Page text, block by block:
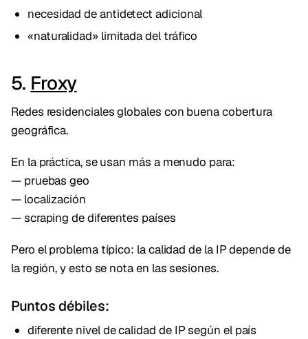
necesidad de antidetect adicional
«naturalidad» limitada del tráfico
5. Froxy
Redes residenciales globales con buena cobertura
geográfica.
En la práctica, se usan más a menudo para:
— pruebas geo
— localización
— scraping de diferentes países
Pero el problema típico: la calidad de la IP depende de
la región, y esto se nota en las sesiones.
Puntos débiles:
diferente nivel de calidad de IP según el país